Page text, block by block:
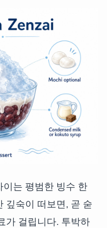
는 평범한 빙수 한
깊숙이 떠보면, 곧 숟
가 걸립니다. 투박하